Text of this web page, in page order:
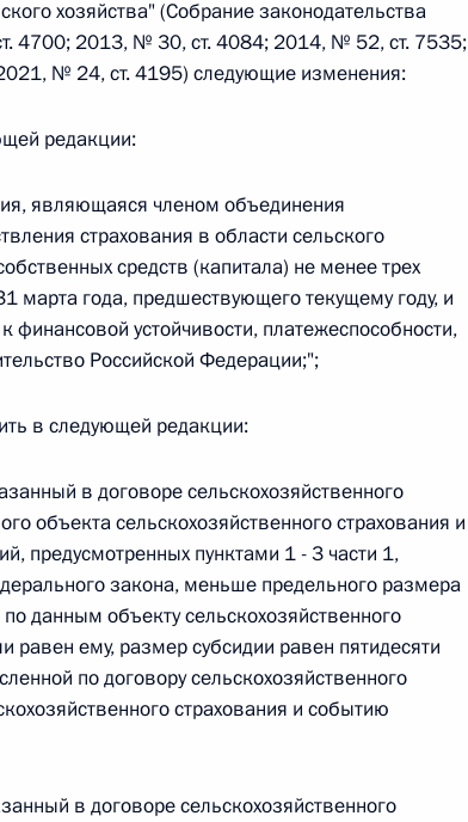
г. № 246-ФЗ
г. № 268-ФЗ
«О пробации в Российской Федерации»
г. № 267-ФЗ
закона «О благотворительной деятельности
г. № 251-ФЗ
хозяйства" (Собрание законодательства
4700; 2013, № 30, ст. 4084; 2014, № 52, ст. 7535;
№ 24, ст. 4195) следующие изменения:
редакции:
являющаяся членом объединения
страхования в области сельского
средств (капитала) не менее трех
марта года, предшествующего текущему году, и
устойчивости, платежеспособности,
Российской Федерации;";
в следующей редакции:
в договоре сельскохозяйственного
объекта сельскохозяйственного страхования и
предусмотренных пунктами 1 - 3 части 1,
закона, меньше предельного размера
данным объекту сельскохозяйственного
равен ему, размер субсидии равен пятидесяти
по договору сельскохозяйственного
страхования и событию
в договоре сельскохозяйственного